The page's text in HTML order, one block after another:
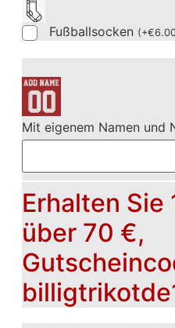
Fußballsocken (+€
Mit eigenem Namen und
Erhalten Sie
über 70 €,